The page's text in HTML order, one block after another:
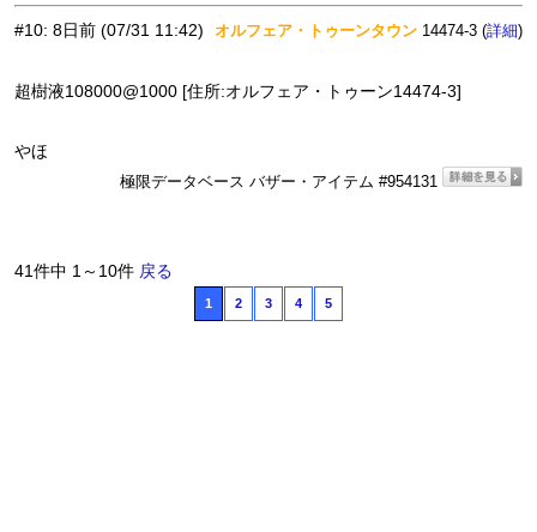
#10: 8日前 (07/31 11:42) オルフェア・トゥーンタウン 14474-3 (詳細)
超樹液108000@1000 [住所:オルフェア・トゥーン14474-3]
やほ
極限データベース バザー・アイテム #954131
41件中 1～10件 戻る
1 2 3 4 5